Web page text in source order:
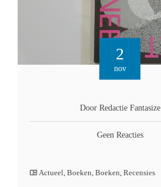
2
nov
Door Redactie Fantasize
Geen Reacties
Actueel, Boeken, Boeken, Recensies